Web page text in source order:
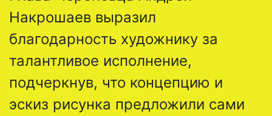
Накрошаев выразил
благодарность художнику за
талантливое исполнение,
подчеркнув, что концепцию и
эскиз рисунка предложили сами